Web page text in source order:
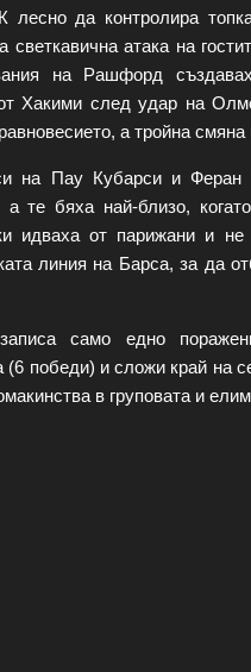
лесно да контролира
светкавична атака на
на Рашфорд
Хакими след удар на
а тройна
на Пау Кубарси и Феран
а те бяха най-близо,
идваха от парижани и
линия на Барса, за да
само едно
(6 победи) и сложи край на
в груповата и